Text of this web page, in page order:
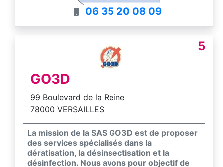
06 35 20 08 09
5
GO3D
99 Boulevard de la Reine
78000 VERSAILLES
La mission de la SAS GO3D est de proposer
des services spécialisés dans la
dératisation, la désinsectisation et la
désinfection. Nous avons pour objectif de